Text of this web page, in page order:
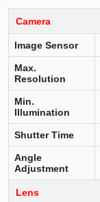
Camera
Image Sensor
Max.
Resolution
Min.
Illumination
Shutter Time
Angle
Adjustment
Lens